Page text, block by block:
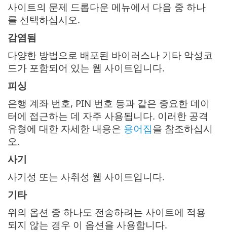
사이트의 문제 드롭다운 메뉴에서 다음 중 하나
를 선택하십시오.
감염됨
다양한 방법으로 배포된 바이러스나 기타 악성코
드가 포함되어 있는 웹 사이트입니다.
피싱
은행 계좌 번호, PIN 번호 등과 같은 중요한 데이
터에 접근하는 데 자주 사용됩니다. 이러한 공격
유형에 대한 자세한 내용은 용어집을 참조하십시
오.
사기
사기성 또는 사취성 웹 사이트입니다.
기타
위의 옵션 중 하나도 전송하려는 사이트에 적용
되지 않는 경우 이 옵션을 사용합니다.